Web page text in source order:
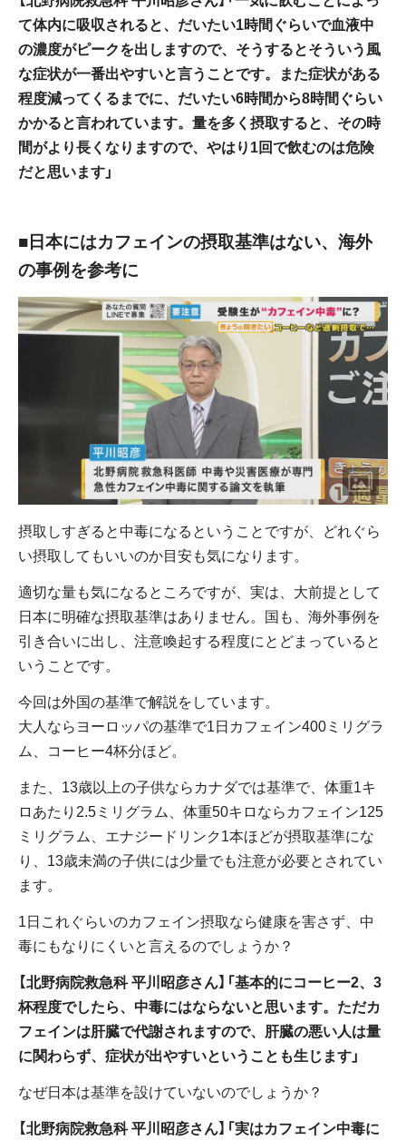
て体内に吸収されると、だいたい1時間ぐらいで血液中
の濃度がピークを出しますので、そうするとそういう風
な症状が一番出やすいと言うことです。また症状がある
程度減ってくるまでに、だいたい6時間から8時間ぐらい
かかると言われています。量を多く摂取すると、その時
間がより長くなりますので、やはり1回で飲むのは危険
だと思います」
■日本にはカフェインの摂取基準はない、海外
の事例を参考に
摂取しすぎると中毒になるということですが、どれぐら
い摂取してもいいのか目安も気になります。
適切な量も気になるところですが、実は、大前提として
日本に明確な摂取基準はありません。国も、海外事例を
引き合いに出し、注意喚起する程度にとどまっていると
いうことです。
今回は外国の基準で解説をしています。
大人ならヨーロッパの基準で1日カフェイン400ミリグラ
ム、コーヒー4杯分ほど。
また、13歳以上の子供ならカナダでは基準で、体重1キ
ロあたり2.5ミリグラム、体重50キロならカフェイン125
ミリグラム、エナジードリンク1本ほどが摂取基準にな
り、13歳未満の子供には少量でも注意が必要とされてい
ます。
1日これぐらいのカフェイン摂取なら健康を害さず、中
毒にもなりにくいと言えるのでしょうか？
【北野病院救急科 平川昭彦さん】「基本的にコーヒー2、3
杯程度でしたら、中毒にはならないと思います。ただカ
フェインは肝臓で代謝されますので、肝臓の悪い人は量
に関わらず、症状が出やすいということも生じます」
なぜ日本は基準を設けていないのでしょうか？
【北野病院救急科 平川昭彦さん】「実はカフェイン中毒に